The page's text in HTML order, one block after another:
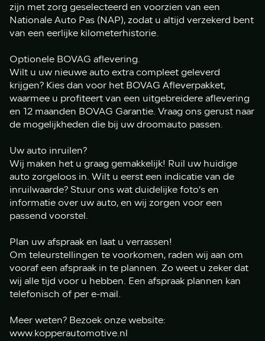
zijn met zorg geselecteerd en voorzien van een
Nationale Auto Pas (NAP), zodat u altijd verzekerd bent
van een eerlijke kilometerhistorie.
Optionele BOVAG aflevering.
Wilt u uw nieuwe auto extra compleet geleverd
krijgen? Kies dan voor het BOVAG Afleverpakket,
waarmee u profiteert van een uitgebreidere aflevering
en 12 maanden BOVAG Garantie. Vraag ons gerust naar
de mogelijkheden die bij uw droomauto passen.
Uw auto inruilen?
Wij maken het u graag gemakkelijk! Ruil uw huidige
auto zorgeloos in. Wilt u eerst een indicatie van de
inruilwaarde? Stuur ons wat duidelijke foto’s en
informatie over uw auto, en wij zorgen voor een
passend voorstel.
Plan uw afspraak en laat u verrassen!
Om teleurstellingen te voorkomen, raden wij aan om
vooraf een afspraak in te plannen. Zo weet u zeker dat
wij alle tijd voor u hebben. Een afspraak plannen kan
telefonisch of per e-mail.
Meer weten? Bezoek onze website:
www.kopperautomotive.nl